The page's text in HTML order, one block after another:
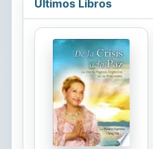
Últimos Libros